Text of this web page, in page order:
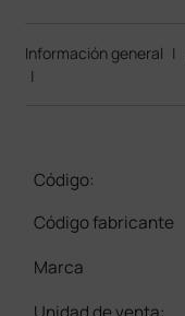
Información general |
|
Código:
Código fabricante
Marca